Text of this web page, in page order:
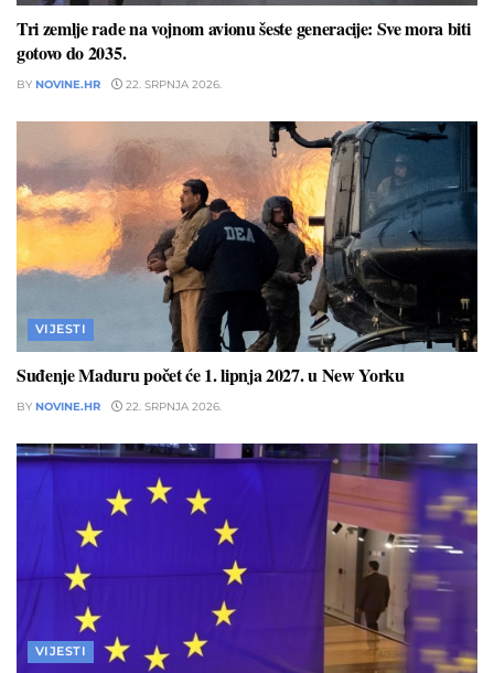
Tri zemlje rade na vojnom avionu šeste generacije: Sve mora biti
gotovo do 2035.
BY NOVINE.HR 22. SRPNJA 2026.
VIJESTI
Suđenje Maduru počet će 1. lipnja 2027. u New Yorku
BY NOVINE.HR 22. SRPNJA 2026.
VIJESTI